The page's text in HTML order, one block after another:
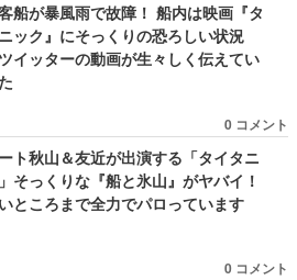
船が暴風雨で故障！ 船内は映画『タ
ック』にそっくりの恐ろしい状況
イッターの動画が生々しく伝えてい
0 コメント
ト秋山＆友近が出演する「タイタニ
そっくりな『船と氷山』がヤバイ！
ところまで全力でパロっています
0 コメント